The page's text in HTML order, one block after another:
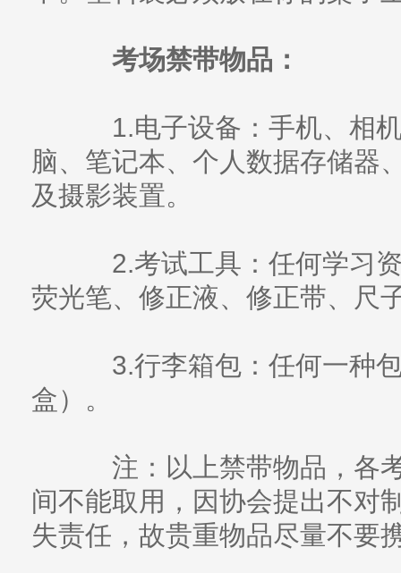
考场禁带物品：
1.电子设备：手机、相机
脑、笔记本、个人数据存储器
及摄影装置。
2.考试工具：任何学习资
荧光笔、修正液、修正带、尺
3.行李箱包：任何一种包
盒）。
注：以上禁带物品，各考
间不能取用，因协会提出不对
失责任，故贵重物品尽量不要